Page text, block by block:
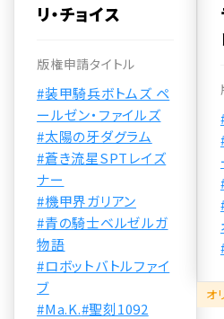
リ・チョイス
版権申請タイトル
#装甲騎兵ボトムズ ペ
ールゼン・ファイルズ
#太陽の牙ダグラム
#蒼き流星SPTレイズ
ナー
#機甲界ガリアン
#青の騎士ベルゼルガ
物語
#ロボットバトルファイ
ブ
#Ma.K.#聖刻1092
オ